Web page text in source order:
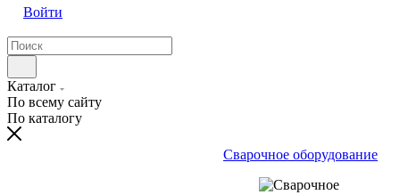
Войти
Каталог
По всему сайту
По каталогу
Сварочное оборудование